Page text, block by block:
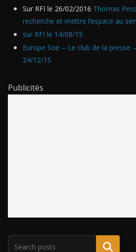
Sur RFI le 26/02/2016 Thomas
recherche et mettre l’espace au
sur RFI le 14/08/15
Europe Soir – Le club de la presse
24/12/15
Publicités